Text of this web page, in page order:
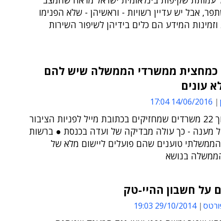
אבל יש עדיין רשויות - וראשיהן - שלא הפנימו
המידע הם כלים בידיהן לשיפור השירות
כמחצית ממשרדי הממשלה שיש להם
עונים
14/06/2016 17:04
מ-10 מתוך 22 משרדים שמחזיקים בכתובת מייל לפניות הציבור
מענה - כך עולה מבדיקה של ועדה בכנסת ● ברשות
טוענים שהם פועלים ליישום מלא של
בנושא
על חשבון ההיי-טק
29/10/2014 19:03